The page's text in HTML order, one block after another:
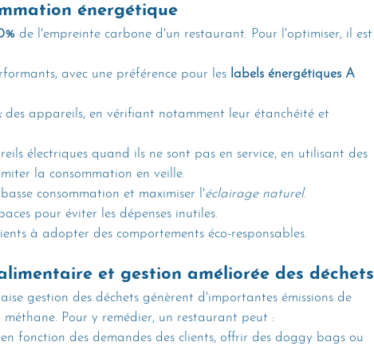
énergétique
de l'empreinte carbone d'un restaurant. Pour l'optimiser, il est
avec une préférence pour les labels énergétiques A
des appareils, en vérifiant notamment leur étanchéité et
électriques quand ils ne sont pas en service, en utilisant des
la consommation en veille.
consommation et maximiser l'éclairage naturel.
pour éviter les dépenses inutiles.
à adopter des comportements éco-responsables.
et gestion améliorée des déchets
gestion des déchets génèrent d'importantes émissions de
Pour y remédier, un restaurant peut :
fonction des demandes des clients, offrir des doggy bags ou